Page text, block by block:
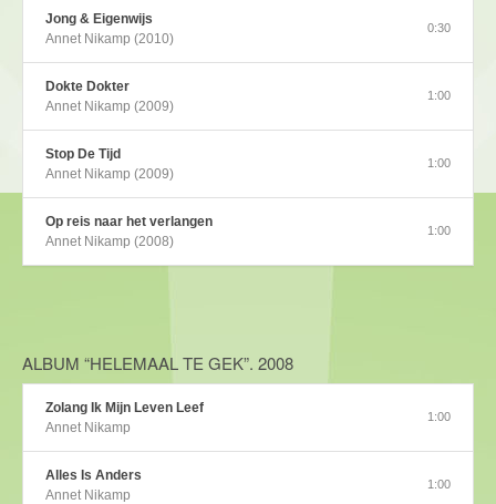
Jong & Eigenwijs
Annet Nikamp (2010)
0:30
Dokte Dokter
Annet Nikamp (2009)
1:00
Stop De Tijd
Annet Nikamp (2009)
1:00
Op reis naar het verlangen
Annet Nikamp (2008)
1:00
ALBUM “HELEMAAL TE GEK”. 2008
Zolang Ik Mijn Leven Leef
Annet Nikamp
1:00
Alles Is Anders
Annet Nikamp
1:00